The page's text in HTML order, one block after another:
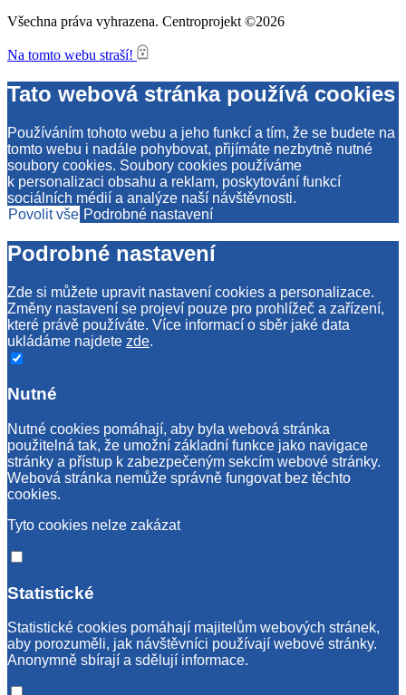
Všechna práva vyhrazena. Centroprojekt ©2026
Na tomto webu straší!
Tato webová stránka používá cookies
Používáním tohoto webu a jeho funkcí a tím, že se budete na
tomto webu i nadále pohybovat, přijímáte nezbytně nutné
soubory cookies. Soubory cookies používáme
k personalizaci obsahu a reklam, poskytování funkcí
sociálních médií a analýze naší návštěvnosti.
Povolit vše Podrobné nastavení
Podrobné nastavení
Zde si můžete upravit nastavení cookies a personalizace.
Změny nastavení se projeví pouze pro prohlížeč a zařízení,
které právě používáte. Více informací o sběr jaké data
ukládáme najdete zde.
Nutné
Nutné cookies pomáhají, aby byla webová stránka
použitelná tak, že umožní základní funkce jako navigace
stránky a přístup k zabezpečeným sekcím webové stránky.
Webová stránka nemůže správně fungovat bez těchto
cookies.
Tyto cookies nelze zakázat
Statistické
Statistické cookies pomáhají majitelům webových stránek,
aby porozuměli, jak návštěvníci používají webové stránky.
Anonymně sbírají a sdělují informace.